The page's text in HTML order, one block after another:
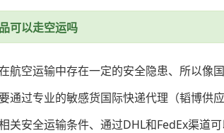
可以走空运吗
航空运输中存在一定的安全隐患、所以像
通过专业的敏感货国际快递代理（韬博供
关安全运输条件、通过DHL和FedEx渠道